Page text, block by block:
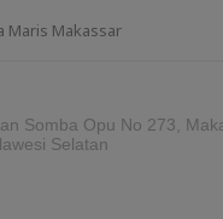
Maris Makassar
Somba Opu No 273,
Selatan